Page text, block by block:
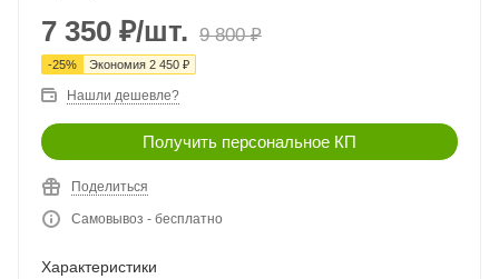
7 350 ₽/шт. 9 800₽
-25% Экономия 2 450 ₽
Нашли дешевле?
Получить персональное КП
Поделиться
Самовывоз - бесплатно
Характеристики